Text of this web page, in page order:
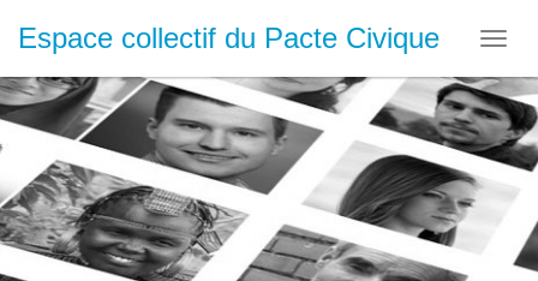
Espace collectif du Pacte Civique